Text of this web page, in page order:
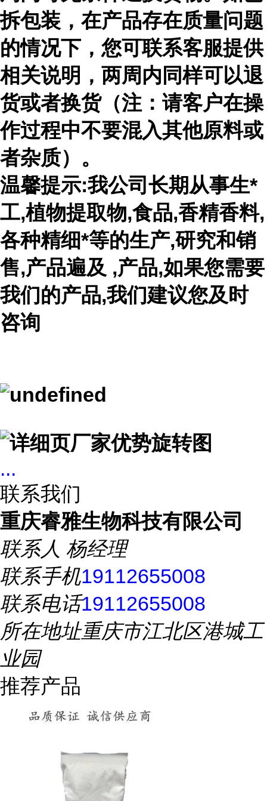
拆包装，在产品存在质量问题
的情况下，您可联系客服提供
相关说明，两周内同样可以退
货或者换货（注：请客户在操
作过程中不要混入其他原料或
者杂质）。
温馨提示:我公司长期从事生*
工,植物提取物,食品,香精香料,
各种精细*等的生产,研究和销
售,产品遍及 ,产品,如果您需要
我们的产品,我们建议您及时
咨询
...
联系我们
重庆睿雅生物科技有限公司
联系人 杨经理
联系手机19112655008
联系电话19112655008
所在地址重庆市江北区港城工
业园
推荐产品